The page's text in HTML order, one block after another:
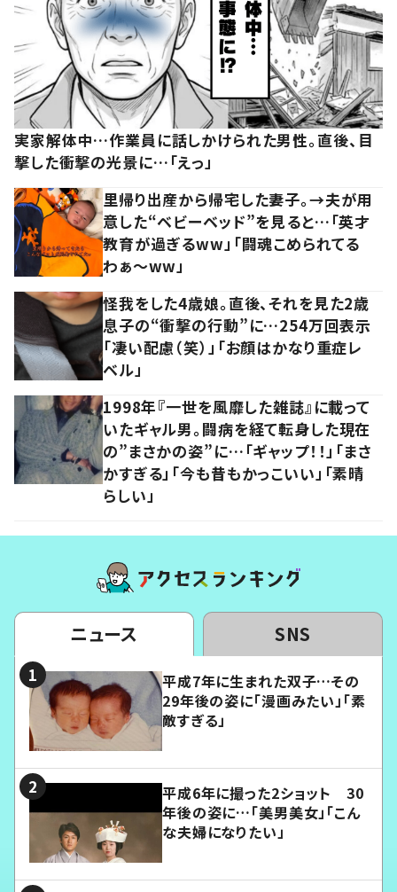
実家解体中…作業員に話しかけられた男性。直後、目
撃した衝撃の光景に…「えっ」
里帰り出産から帰宅した妻子。→夫が用
意した“ベビーベッド”を見ると…「英才
教育が過ぎるww」「闘魂こめられてる
わぁ～ww」
怪我をした4歳娘。直後、それを見た2歳
息子の“衝撃の行動”に…254万回表示
「凄い配慮（笑）」「お顔はかなり重症レ
ベル」
1998年『一世を風靡した雑誌』に載って
いたギャル男。闘病を経て転身した現在
の”まさかの姿”に…「ギャップ！！」「まさ
かすぎる」「今も昔もかっこいい」「素晴
らしい」
ニュース SNS
平成7年に生まれた双子…その
29年後の姿に「漫画みたい」「素
敵すぎる」
平成6年に撮った2ショット 30
年後の姿に…「美男美女」「こん
な夫婦になりたい」